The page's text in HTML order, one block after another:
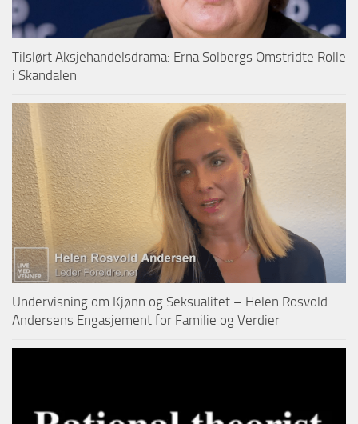
Tilslørt Aksjehandelsdrama: Erna Solbergs Omstridte Rolle
i Skandalen
Undervisning om Kjønn og Seksualitet – Helen Rosvold
Andersens Engasjement for Familie og Verdier